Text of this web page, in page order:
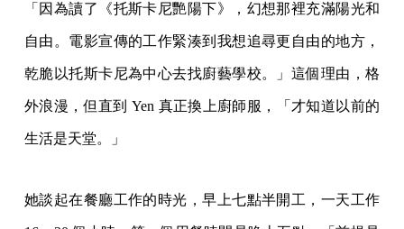
「因為讀了《托斯卡尼艷陽下》，幻想那裡充滿陽光和
自由。電影宣傳的工作緊湊到我想追尋更自由的地方，
乾脆以托斯卡尼為中心去找廚藝學校。」這個理由，格
外浪漫，但直到 Yen 真正換上廚師服，「才知道以前的
生活是天堂。」
她談起在餐廳工作的時光，早上七點半開工，一天工作